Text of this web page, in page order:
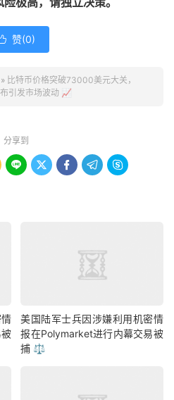
赞(0)
» 比特币价格突破73000美元大关，
引发市场波动 📈
分享到
    
美国陆军士兵因涉嫌利用机密情
报在Polymarket进行内幕交易被
捕 ⚖️